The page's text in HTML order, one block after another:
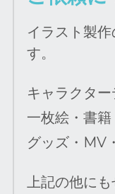
イラスト製
す。
キャラクタ
一枚絵・書
グッズ・MV
上記の他に